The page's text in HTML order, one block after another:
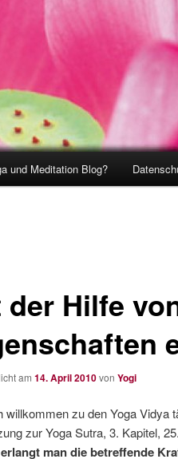
und Meditation Blog?
der Hilfe
am 14. April 2010von Yogi
willkommen zu den Yoga Vidya
zur Yoga Sutra, 3. Kapitel,
man die betreffende